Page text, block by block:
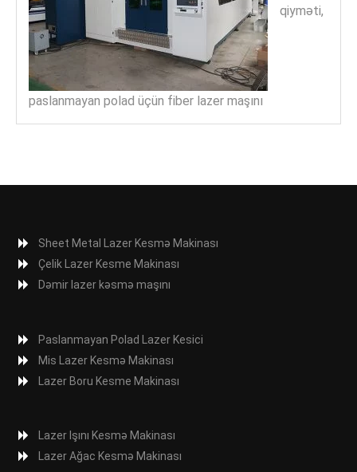
qiyməti,
paslanmayan polad üçün fiber lazer maşını
Sheet Metal Lazer Kesmə Makinası
Çelik Lazer Kesme Makinası
Dəmir lazer kəsmə maşını
Paslanmayan Polad Lazer Kesici
Mis Lazer Kesmə Makinası
Lazer Boru Kesme Makinası
Lazer Işını Kesmə Makinası
Lazer Ağac Kesmə Makinası